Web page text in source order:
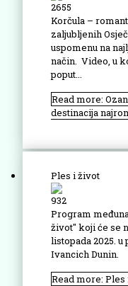
2655
Korčula –
zaljubljenih
uspomenu na
način. Video, u
poput...
Read more:
destinacija
Ples i život
932
Program
život" koji će se
listopada 2025.
Ivancich Dunin.
Read more: